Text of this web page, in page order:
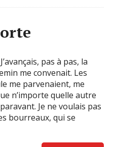
pas à pas, la
me convenait. Les
me parvenaient, me
n’importe quelle autre
Je ne voulais pas
bourreaux, qui se